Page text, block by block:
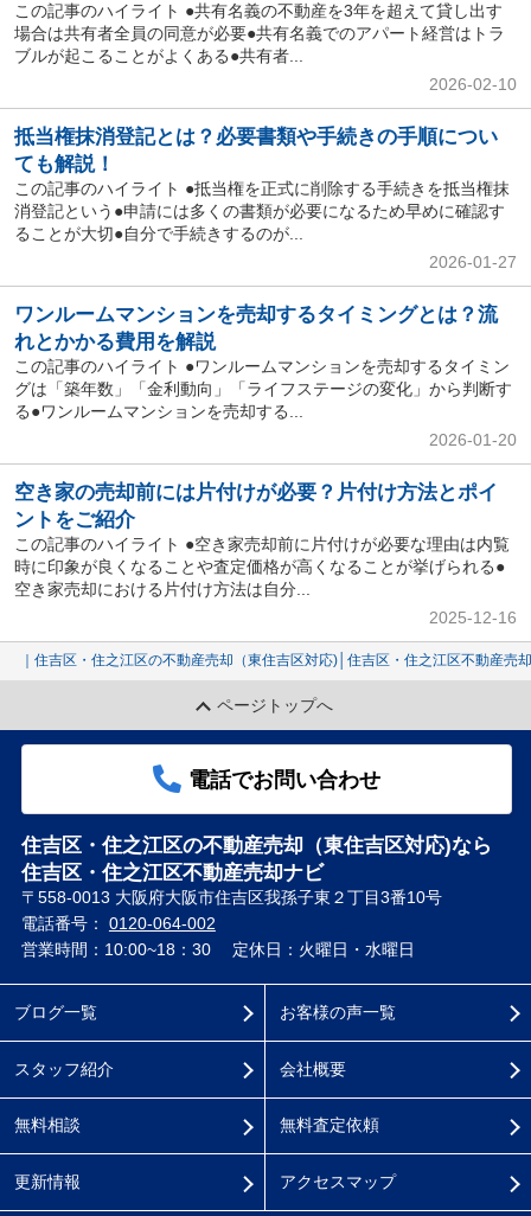
この記事のハイライト ●共有名義の不動産を3年を超えて貸し出す
場合は共有者全員の同意が必要●共有名義でのアパート経営はトラ
ブルが起こることがよくある●共有者...
2026-02-10
抵当権抹消登記とは？必要書類や手続きの手順につい
ても解説！
この記事のハイライト ●抵当権を正式に削除する手続きを抵当権抹
消登記という●申請には多くの書類が必要になるため早めに確認す
ることが大切●自分で手続きするのが...
2026-01-27
ワンルームマンションを売却するタイミングとは？流
れとかかる費用を解説
この記事のハイライト ●ワンルームマンションを売却するタイミン
グは「築年数」「金利動向」「ライフステージの変化」から判断す
る●ワンルームマンションを売却する...
2026-01-20
空き家の売却前には片付けが必要？片付け方法とポイ
ントをご紹介
この記事のハイライト ●空き家売却前に片付けが必要な理由は内覧
時に印象が良くなることや査定価格が高くなることが挙げられる●
空き家売却における片付け方法は自分...
2025-12-16
｜住吉区・住之江区の不動産売却（東住吉区対応)│住吉区・住之江区不動産売
ページトップへ
電話でお問い合わせ
住吉区・住之江区の不動産売却（東住吉区対応)なら
住吉区・住之江区不動産売却ナビ
〒558-0013 大阪府大阪市住吉区我孫子東２丁目3番10号
電話番号： 0120-064-002
営業時間：10:00~18：30
定休日：火曜日・水曜日
ブログ一覧
スタッフ紹介
無料相談
更新情報
お客様の声一覧
会社概要
無料査定依頼
アクセスマップ